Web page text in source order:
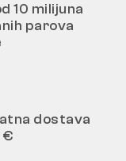
10 milijuna
parova
dostava
€